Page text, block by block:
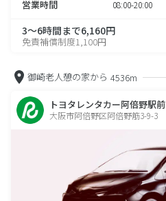
営業時間 08:00-20:00
3～6時間まで6,160円
免責補償制度1,100円
御崎老人憩の家から 4536m
トヨタレンタカー阿倍野駅前
大阪市阿倍野区阿倍野筋3-9-3